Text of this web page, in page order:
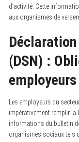
d’activité. Cette
aux organismes de
(DSN) :
Les employeurs du
impérativement remplir la
informations du bulletin
organismes sociaux tels